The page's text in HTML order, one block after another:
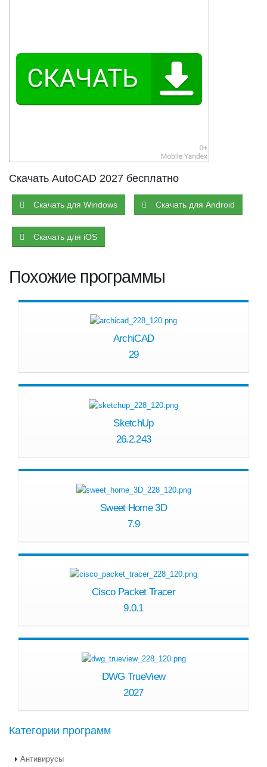
Скачать AutoCAD 2027 бесплатно
Скачать для Windows Скачать для Android
Скачать для iOS
Похожие программы
ArchiCAD
29
SketchUp
26.2.243
Sweet Home 3D
7.9
Cisco Packet Tracer
9.0.1
DWG TrueView
2027
Категории программ
Антивирусы